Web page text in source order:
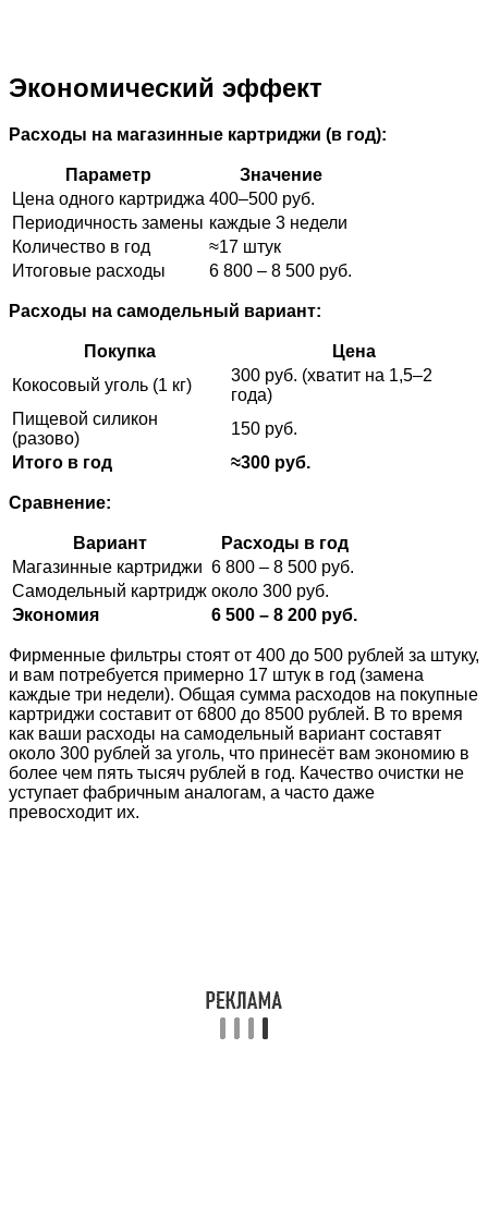
Экономический эффект
Расходы на магазинные картриджи (в год):
Параметр
Значение
Цена одного картриджа 400–500 руб.
Периодичность замены каждые 3 недели
Количество в год
≈17 штук
Итоговые расходы
6 800 – 8 500 руб.
Расходы на самодельный вариант:
Покупка
Цена
Кокосовый уголь (1 кг)
300 руб. (хватит на 1,5–2
года)
Пищевой силикон
(разово)
150 руб.
Итого в год
≈300 руб.
Сравнение:
Вариант
Расходы в год
Магазинные картриджи 6 800 – 8 500 руб.
Самодельный картридж около 300 руб.
Экономия
6 500 – 8 200 руб.
Фирменные фильтры стоят от 400 до 500 рублей за штуку,
и вам потребуется примерно 17 штук в год (замена
каждые три недели). Общая сумма расходов на покупные
картриджи составит от 6800 до 8500 рублей. В то время
как ваши расходы на самодельный вариант составят
около 300 рублей за уголь, что принесёт вам экономию в
более чем пять тысяч рублей в год. Качество очистки не
уступает фабричным аналогам, а часто даже
превосходит их.